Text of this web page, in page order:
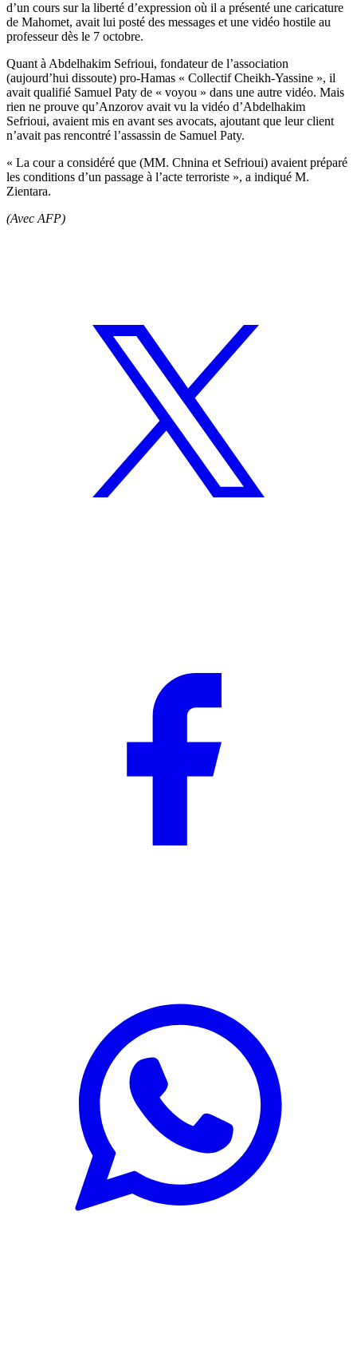
d’un cours sur la liberté d’expression où il a présenté une caricature
de Mahomet, avait lui posté des messages et une vidéo hostile au
professeur dès le 7 octobre.
Quant à Abdelhakim Sefrioui, fondateur de l’association
(aujourd’hui dissoute) pro-Hamas « Collectif Cheikh-Yassine », il
avait qualifié Samuel Paty de « voyou » dans une autre vidéo. Mais
rien ne prouve qu’Anzorov avait vu la vidéo d’Abdelhakim
Sefrioui, avaient mis en avant ses avocats, ajoutant que leur client
n’avait pas rencontré l’assassin de Samuel Paty.
« La cour a considéré que (MM. Chnina et Sefrioui) avaient préparé
les conditions d’un passage à l’acte terroriste », a indiqué M.
Zientara.
(Avec AFP)